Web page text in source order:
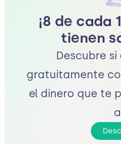
¡8 de cada
tienen
Descubre si
gratuitamente
el dinero que te